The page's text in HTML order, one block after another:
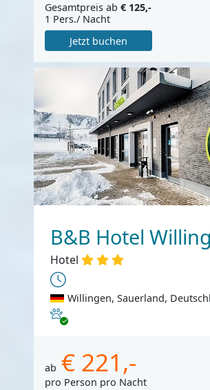
Gesamtpreis ab € 125,-
1 Pers./ Nacht
Jetzt buchen
B&B Hotel
Hotel
Willingen, Sauerland,
Haustiere erlaubt
ab € 221,-
pro Person pro Nacht